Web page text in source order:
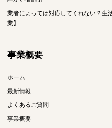
業者によっては対応してくれない？生
業】
事業概要
ホーム
最新情報
よくあるご質問
事業概要